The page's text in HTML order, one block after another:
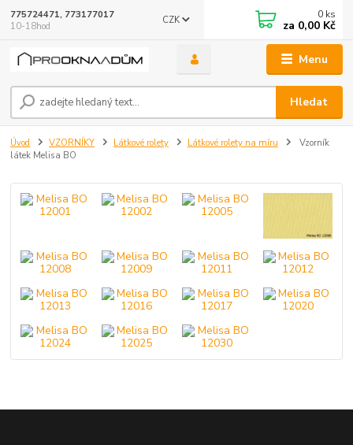
Menu
CZK
Hledat
775724471, 773177017
10-18hod
0 ks
za 0,00 Kč
Úvod VZORNÍKY Látkové rolety Látkové rolety na míru
Vzorník
látek Melisa BO